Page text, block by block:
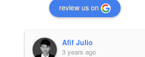
review us on
Afif Julio
3 years ago